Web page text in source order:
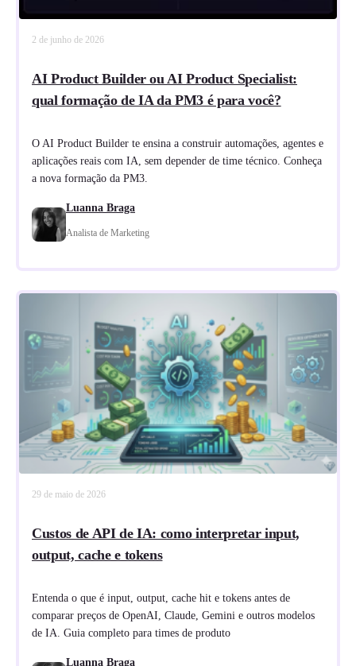
2 de junho de 2026
AI Product Builder ou AI Product Specialist:
qual formação de IA da PM3 é para você?
O AI Product Builder te ensina a construir automações, agentes e
aplicações reais com IA, sem depender de time técnico. Conheça
a nova formação da PM3.
Luanna Braga
Analista de Marketing
29 de maio de 2026
Custos de API de IA: como interpretar input,
output, cache e tokens
Entenda o que é input, output, cache hit e tokens antes de
comparar preços de OpenAI, Claude, Gemini e outros modelos
de IA. Guia completo para times de produto
Luanna Braga